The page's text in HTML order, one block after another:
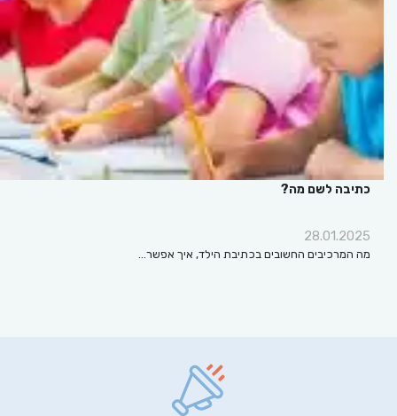
כתיבה לשם מה?
28.01.2025
מה המרכיבים החשובים בכתיבת הילד, איך אפשר…